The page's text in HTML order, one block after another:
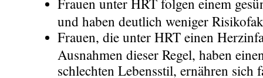
Frauen unter HRT folgen einem
und haben deutlich weniger
Frauen, die unter HRT einen
Ausnahmen dieser Regel, haben
schlechten Lebensstil, ernähren sich